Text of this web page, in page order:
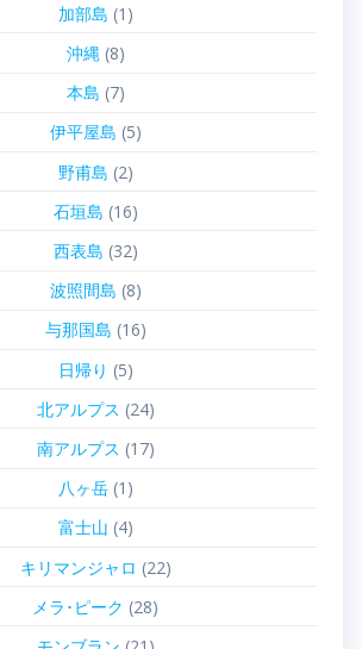
加部島 (1)
沖縄(8)
本島 (7)
伊平屋島 (5)
野甫島 (2)
石垣島 (16)
西表島 (32)
波照間島 (8)
与那国島 (16)
日帰り (5)
北アルプス (24)
南アルプス (17)
八ヶ岳(1)
富士山 (4)
キリマンジャロ (22)
メラ･ピーク (28)